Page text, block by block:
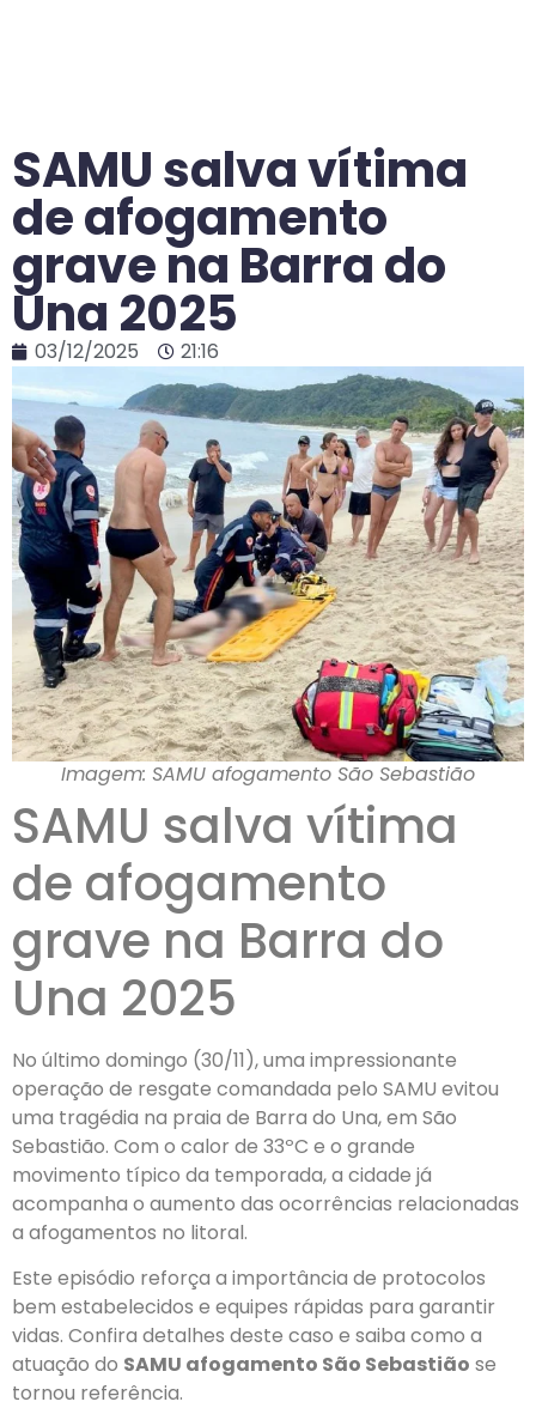
SAMU salva vítima
de afogamento
grave na Barra do
Una 2025
03/12/2025 21:16
Imagem: SAMU afogamento São Sebastião
SAMU salva vítima
de afogamento
grave na Barra do
Una 2025
No último domingo (30/11), uma impressionante
operação de resgate comandada pelo SAMU evitou
uma tragédia na praia de Barra do Una, em São
Sebastião. Com o calor de 33ºC e o grande
movimento típico da temporada, a cidade já
acompanha o aumento das ocorrências relacionadas
a afogamentos no litoral.
Este episódio reforça a importância de protocolos
bem estabelecidos e equipes rápidas para garantir
vidas. Confira detalhes deste caso e saiba como a
atuação do SAMU afogamento São Sebastião se
tornou referência.